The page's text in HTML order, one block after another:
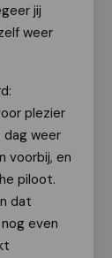
jij
weer
plezier
dag weer
voorbij, en
piloot.
dat
even